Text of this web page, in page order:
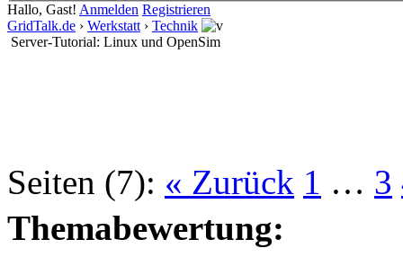
Hallo, Gast! Anmelden Registrieren
GridTalk.de › Werkstatt › Technik
Server-Tutorial: Linux und OpenSim
Seiten (7): « Zurück 1 … 3
Themabewertung: